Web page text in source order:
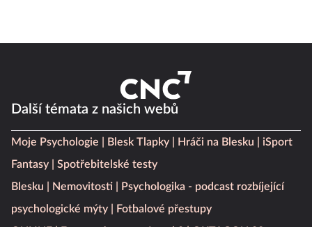
Další témata z našich webů
Moje Psychologie Blesk Tlapky Hráči na Blesku
iSport
Fantasy
Spotřebitelské testy
Blesku
Nemovitosti
Psychologika - podcast rozbíjející
psychologické mýty
Fotbalové přestupy